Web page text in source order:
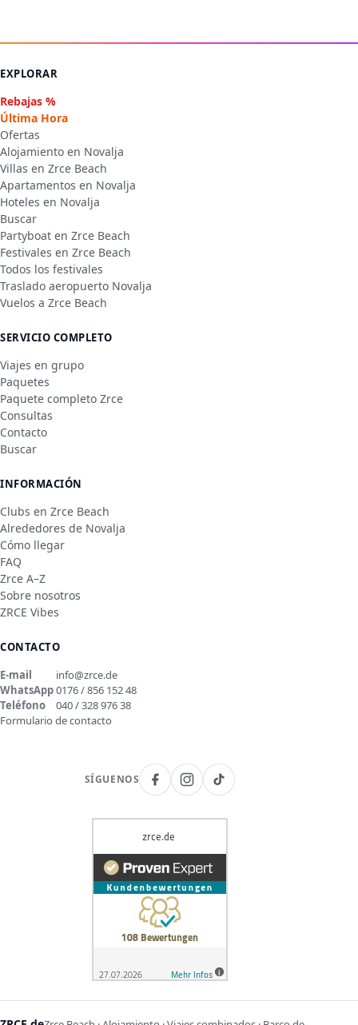
EXPLORAR
Rebajas %
Última Hora
Ofertas
Alojamiento en Novalja
Villas en Zrce Beach
Apartamentos en Novalja
Hoteles en Novalja
Buscar
Partyboat en Zrce Beach
Festivales en Zrce Beach
Todos los festivales
Traslado aeropuerto Novalja
Vuelos a Zrce Beach
SERVICIO COMPLETO
Viajes en grupo
Paquetes
Paquete completo Zrce
Consultas
Contacto
Buscar
INFORMACIÓN
Clubs en Zrce Beach
Alrededores de Novalja
Cómo llegar
FAQ
Zrce A–Z
Sobre nosotros
ZRCE Vibes
CONTACTO
E-mail
info@zrce.de
WhatsApp0176 / 856 152 48
Teléfono
040 / 328 976 38
Formulario de contacto
SÍGUENOS